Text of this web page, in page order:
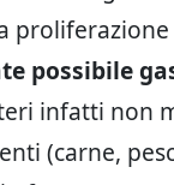
possibile
infatti non
(carne,